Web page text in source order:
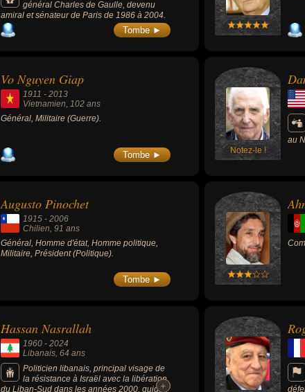
relaxé.général Charles de Gaulle, devenu
amiral et sénateur de Paris de 1986 à 2004.
Tombe ►
Vo Nguyen Giap
1911 - 2013
Vietnamien, 102 ans
Général, Militaire (Guerre).
Tombe ► Notez-le !
au
Augusto Pinochet
1915 - 2006
Chilien, 91 ans
Général, Homme d'état, Homme politique,
Militaire, Président (Politique).
Tombe ►
Hassan Nasrallah
1960 - 2024
Libanais, 64 ans
Politicien libanais, principal visage de
la résistance à Israël avec la libération
du Liban-Sud dans les années 2000, guide+
+